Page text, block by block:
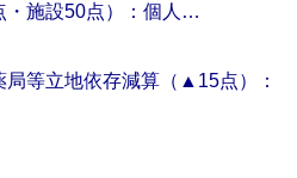
・施設50点）：個人…
局等立地依存減算（▲15点）：